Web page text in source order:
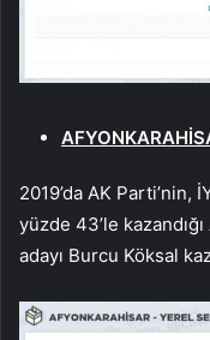
2019’da AK Parti’nin,
yüzde 43’le
adayı Burcu Köksal